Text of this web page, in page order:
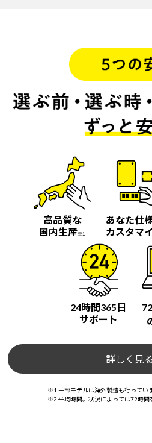
高品質な
国内生産※1
あなた仕
カスタマ
24時間365日
サポート
詳しく見る
※1 一部モデルは海外製造も行っていま
※2 平均時間。状況によっては72時間